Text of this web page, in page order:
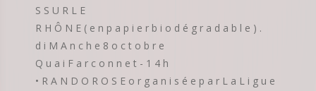
S S U R L E
R H Ô N E ( e n p a p i e r b i o d é g r a d a b l e ) .
d i M A n c h e 8 o c t o b r e
Q u a i F a r c o n n e t - 1 4 h
• R A N D O R O S E o r g a n i s é e p a r L a L i g u e